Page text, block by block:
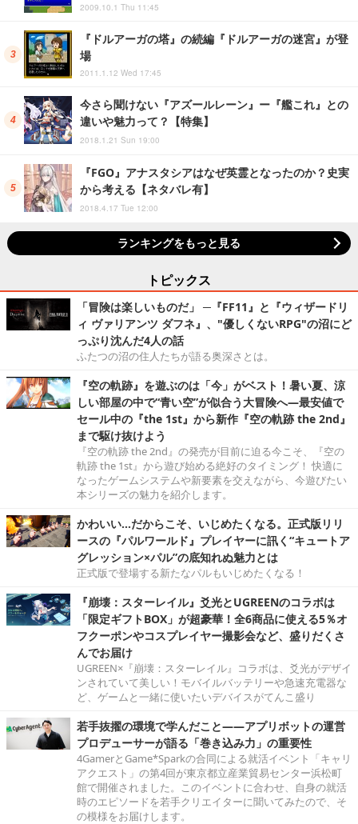
2009.10.1 Thu 11:45
『ドルアーガの塔』の続編『ドルアーガの迷宮』が登
場
2011.1.12 Wed 17:45
今さら聞けない『アズールレーン』ー『艦これ』との
違いや魅力って？【特集】
2018.1.21 Sun 19:00
『FGO』アナスタシアはなぜ英霊となったのか？史実
から考える【ネタバレ有】
2018.4.17 Tue 12:00
ランキングをもっと見る
トピックス
「冒険は楽しいものだ」 ─『FF11』と『ウィザードリ
ィ ヴァリアンツ ダフネ』、"優しくないRPG"の沼にど
っぷり沈んだ4人の話
ふたつの沼の住人たちが語る奥深さとは。
『空の軌跡』を遊ぶのは「今」がベスト！暑い夏、涼
しい部屋の中で“青い空”が似合う大冒険へ―最安値で
セール中の『the 1st』から新作『空の軌跡 the 2nd』
まで駆け抜けよう
『空の軌跡 the 2nd』の発売が目前に迫る今こそ、『空の
軌跡 the 1st』から遊び始める絶好のタイミング！ 快適に
なったゲームシステムや新要素を交えながら、今遊びたい
本シリーズの魅力を紹介します。
かわいい…だからこそ、いじめたくなる。正式版リリ
ースの『パルワールド』プレイヤーに訊く“キュートア
グレッション×パル”の底知れぬ魅力とは
正式版で登場する新たなパルもいじめたくなる！
『崩壊：スターレイル』爻光とUGREENのコラボは
「限定ギフトBOX」が超豪華！全6商品に使える5％オ
フクーポンやコスプレイヤー撮影会など、盛りだくさ
んでお届け
UGREEN×『崩壊：スターレイル』コラボは、爻光がデザイ
ンされていて美しい！モバイルバッテリーや急速充電器な
ど、ゲームと一緒に使いたいデバイスがてんこ盛り
若手抜擢の環境で学んだこと――アプリボットの運営
プロデューサーが語る「巻き込み力」の重要性
4GamerとGame*Sparkの合同による就活イベント「キャリ
アクエスト」の第4回が東京都立産業貿易センター浜松町
館で開催されました。このイベントに合わせ、自身の就活
時のエピソードを若手クリエイターに聞いてみたので、そ
の模様をお届けします。